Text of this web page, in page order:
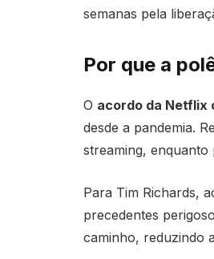
semanas pela
Por que a
O acordo da Netflix
desde a pandemia.
streaming,
Para Tim Richards,
precedentes
caminho, reduzindo